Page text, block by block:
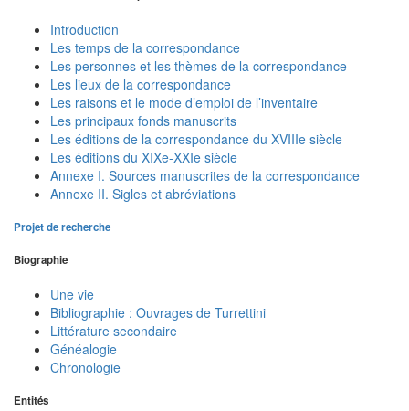
Introduction
Les temps de la correspondance
Les personnes et les thèmes de la correspondance
Les lieux de la correspondance
Les raisons et le mode d’emploi de l’inventaire
Les principaux fonds manuscrits
Les éditions de la correspondance du XVIIIe siècle
Les éditions du XIXe-XXIe siècle
Annexe I. Sources manuscrites de la correspondance
Annexe II. Sigles et abréviations
Projet de recherche
Biographie
Une vie
Bibliographie : Ouvrages de Turrettini
Littérature secondaire
Généalogie
Chronologie
Entités